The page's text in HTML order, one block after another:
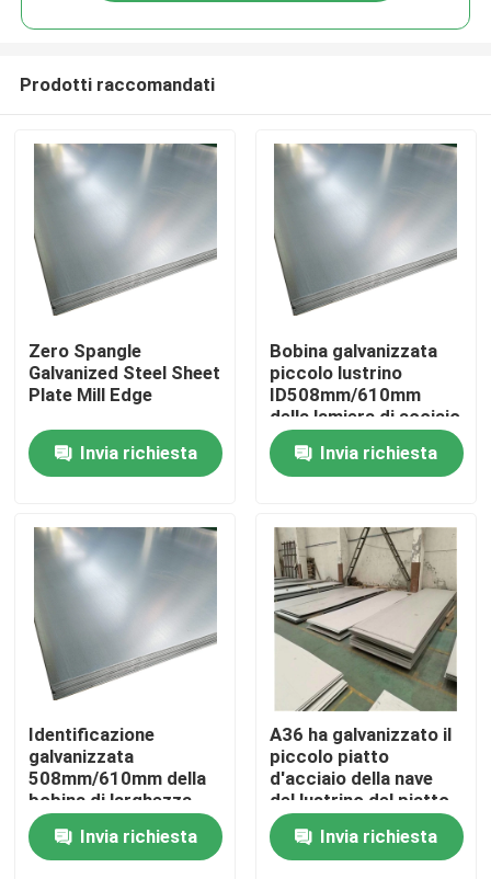
Casa
Prodotti
Video
Circa noi
Prodotti raccomandati
Zero Spangle
Galvanized Steel Sheet
Plate Mill Edge
Invia richiesta
Bobina galvanizzata
piccolo lustrino
ID508mm/610mm
della lamiera di acciaio
Invia richiesta
Identificazione
galvanizzata
508mm/610mm della
bobina di larghezza
600-1500mm del
piatto della lamiera di
acciaio
Invia richiesta
A36 ha galvanizzato il
piccolo piatto
d'acciaio della nave
del lustrino del piatto
1000-6000mm
Invia richiesta